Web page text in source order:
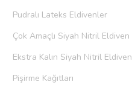
Pudralı Lateks Eldivenler
Çok Amaçlı Siyah Nitril Eldiven
Ekstra Kalın Siyah Nitril Eldiven
Pişirme Kağıtları